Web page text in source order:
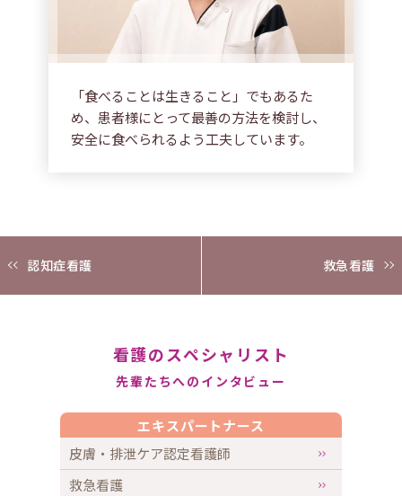
「食べることは生きること」でもあるた
め、患者様にとって最善の方法を検討し、
安全に食べられるよう工夫しています。
認知症看護 救急看護
看護のスペシャリスト
先輩たちへのインタビュー
エキスパートナース
皮膚・排泄ケア認定看護師
救急看護